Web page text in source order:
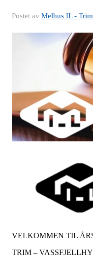
Postet av Melhus IL - Trim
VELKOMMEN TIL
TRIM –